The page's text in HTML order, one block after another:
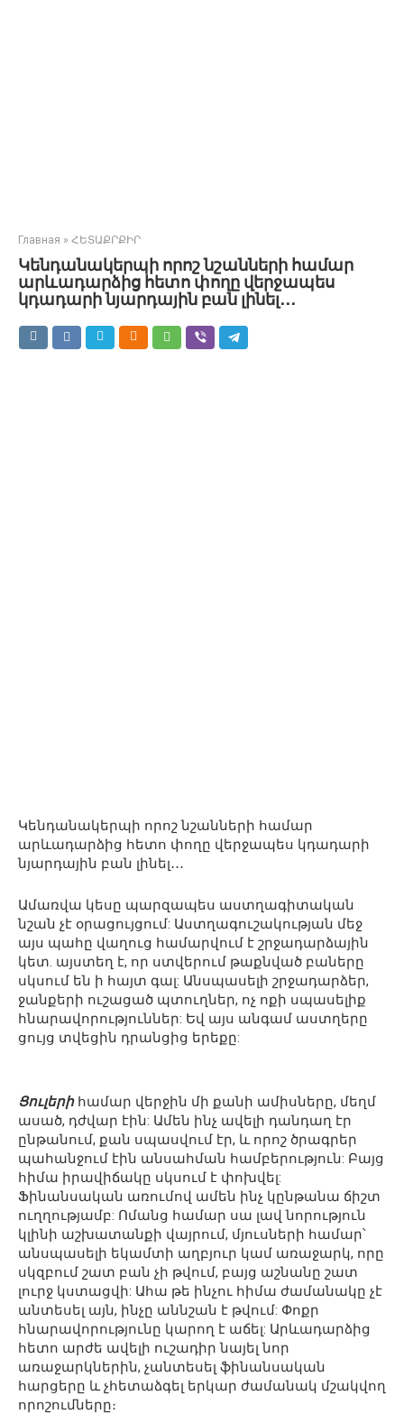
Главная » ՀԵՏԱՔՐՔԻՐ
Կենդանակերպի որոշ նշանների համար
արևադարձից հետո փողը վերջապես
կդադարի նյարդային բան լինել․․․
Կենդանակերպի որոշ նշանների համար
արևադարձից հետո փողը վերջապես կդադարի
նյարդային բան լինել․․․
Ամառվա կեսը պարզապես աստղագիտական
նշան չէ օրացույցում: Աստղագուշակության մեջ
այս պահը վաղուց համարվում է շրջադարձային
կետ. այստեղ է, որ ստվերում թաքնված բաները
սկսում են ի հայտ գալ: Անսպասելի շրջադարձեր,
ջանքերի ուշացած պտուղներ, ոչ ոքի սպասելիք
հնարավորություններ: Եվ այս անգամ աստղերը
ցույց տվեցին դրանցից երեքը:
Ցուլերի համար վերջին մի քանի ամիսները, մեղմ
ասած, դժվար էին: Ամեն ինչ ավելի դանդաղ էր
ընթանում, քան սպասվում էր, և որոշ ծրագրեր
պահանջում էին անսահման համբերություն: Բայց
հիմա իրավիճակը սկսում է փոխվել:
Ֆինանսական առումով ամեն ինչ կընթանա ճիշտ
ուղղությամբ: Ոմանց համար սա լավ նորություն
կլինի աշխատանքի վայրում, մյուսների համար՝
անսպասելի եկամտի աղբյուր կամ առաջարկ, որը
սկզբում շատ բան չի թվում, բայց աշնանը շատ
լուրջ կստացվի: Ահա թե ինչու հիմա ժամանակը չէ
անտեսել այն, ինչը աննշան է թվում: Փոքր
հնարավորությունը կարող է աճել: Արևադարձից
հետո արժե ավելի ուշադիր նայել նոր
առաջարկներին, չանտեսել ֆինանսական
հարցերը և չհետաձգել երկար ժամանակ մշակվող
որոշումները։